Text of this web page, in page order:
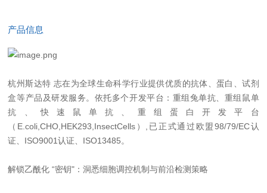
产品信息
杭州斯达特 志在为全球生命科学行业提供优质的抗体、蛋白、试剂
盒等产品及研发服务。依托多个开发平台：重组兔单抗、重组鼠单
抗、快速鼠单抗、重组蛋白开发平台
（E.coli,CHO,HEK293,InsectCells）,已正式通过欧盟98/79/EC认
证、ISO9001认证、ISO13485。
解锁乙酰化 “密钥"：洞悉细胞调控机制与前沿检测策略